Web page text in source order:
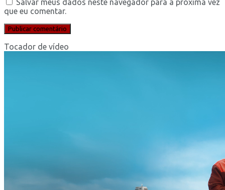
Salvar meus dados neste navegador para a próxima vez
que eu comentar.
Tocador de vídeo